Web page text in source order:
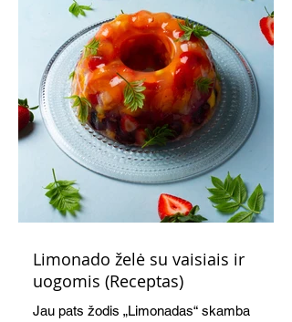
Limonado želė su vaisiais ir
uogomis (Receptas)
Jau pats žodis „Limonadas“ skamba